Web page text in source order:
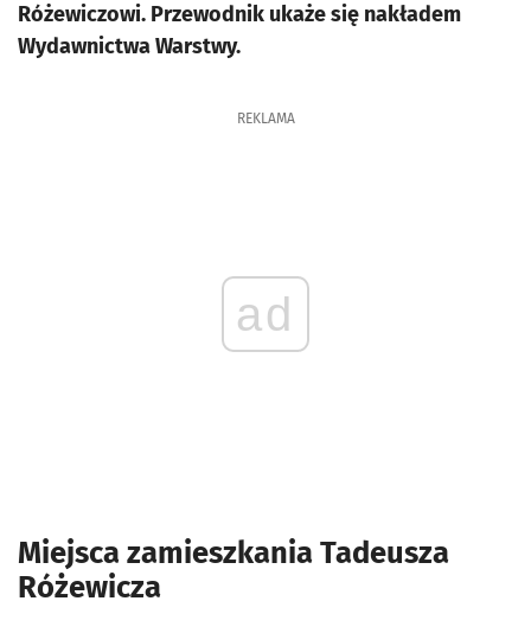
Różewiczowi. Przewodnik ukaże się nakładem
Wydawnictwa Warstwy.
REKLAMA
ad
Miejsca zamieszkania Tadeusza
Różewicza